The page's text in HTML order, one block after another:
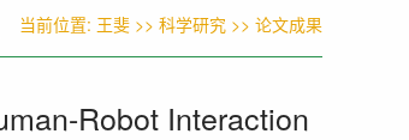
当前位置: 王斐 >> 科学研究 >> 论文成果
Robot Interaction